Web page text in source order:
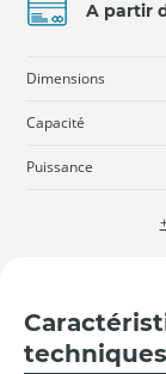
A partir
Dimensions
Capacité
Puissance
techniques